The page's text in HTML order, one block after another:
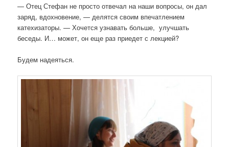
— Отец Стефан не просто отвечал на наши вопросы, он дал
заряд, вдохновение, — делятся своим впечатлением
катехизаторы. — Хочется узнавать больше, улучшать
беседы. И… может, он еще раз приедет с лекцией?
Будем надеяться.